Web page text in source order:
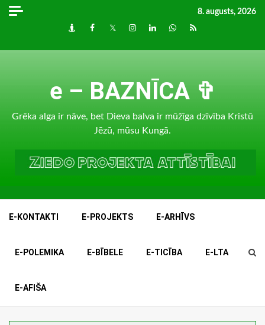
Skip
8. augusts, 2026
DraugiemFacebook
TwitterInstagram
LinkedInwhatsapp
RSS
e – BAZNĪCA ✞
Grēka alga ir nāve, bet Dieva balva ir mūžīga dzīvība Kristū
Jēzū, mūsu Kungā.
E-KONTAKTI E-PROJEKTS E-ARHĪVS
E-POLEMIKA E-BĪBELE E-TICĪBA E-LTA
E-AFIŠA